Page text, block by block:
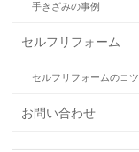
手きざみの事例
セルフリフォーム
セルフリフォームのコツ
お問い合わせ